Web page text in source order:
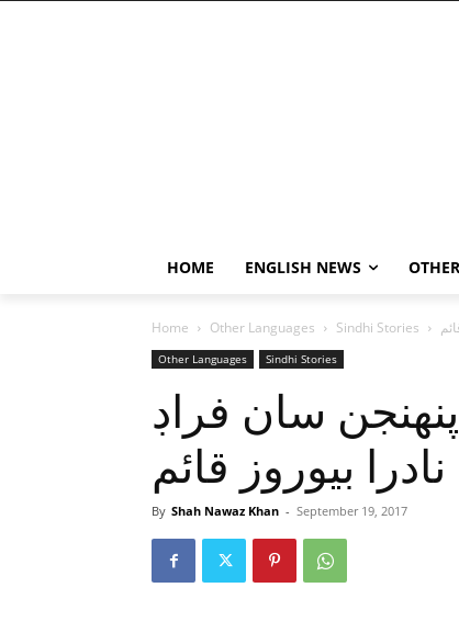
HOME ENGLISH NEWS
Home Other Languages Sindhi Stories
Other Languages Sindhi Stories
سان فراڊ
بيوروز قائم
By Shah Nawaz Khan - September 19, 2017